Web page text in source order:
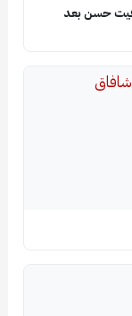
حسن بعد